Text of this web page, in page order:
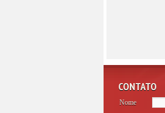
CONTATO
Nome